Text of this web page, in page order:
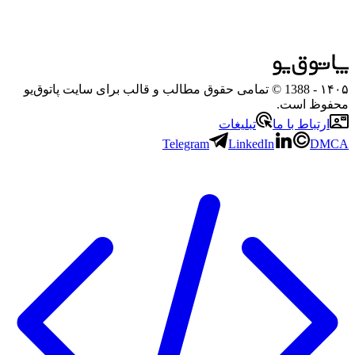
۱۴۰۵
- 1388 © تمامی حقوق مطالب و قالب برای سایت پاتوق‌یو
محفوظ است.
ارتباط با ما
تبلیغات
Telegram
LinkedIn DMCA